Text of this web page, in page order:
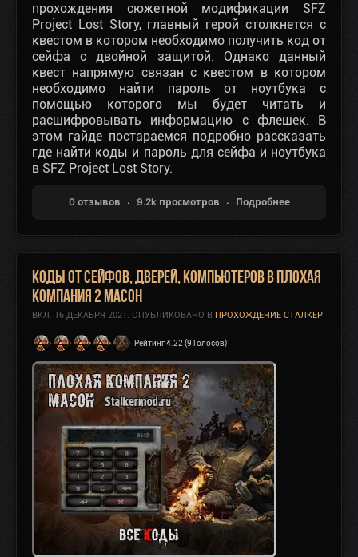
прохождения сюжетной модификации SFZ
Project Lost Story, главный герой столкнется с
квестом в котором необходимо получить код от
сейфа с двойной защитой. Однако данный
квест напрямую связан с квестом в котором
необходимо найти пароль от ноутбука с
помощью которого мы будет читать и
расшифровывать информацию с флешек. В
этом гайде постараемся подробно рассказать
где найти коды и пароль для сейфа и ноутбука
в SFZ Project Lost Story.
0 отзывов 9.2k просмотров Подробнее
Коды от сейфов, дверей, компьютеров в Плохая
Компания 2 Масон
ВКЛ. 16 ДЕКАБРЯ 2021 . ОПУБЛИКОВАНО В ПРОХОЖДЕНИЕ СТАЛКЕР
Рейтинг 4.22 (9 Голосов)